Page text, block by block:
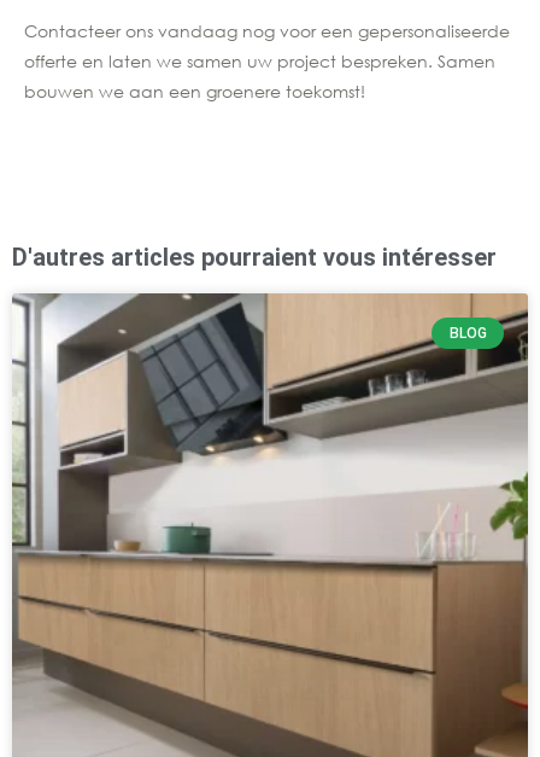
Contacteer ons vandaag nog voor een gepersonaliseerde
offerte en laten we samen uw project bespreken. Samen
bouwen we aan een groenere toekomst!
D'autres articles pourraient vous intéresser
BLOG